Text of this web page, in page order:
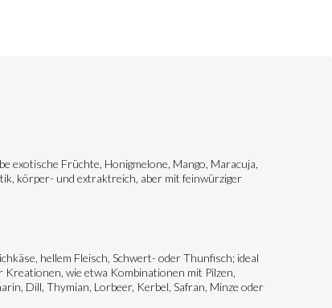
exotische Früchte, Honigmelone, Mango, Maracuja,
körper- und extraktreich, aber mit feinwürziger
hellem Fleisch, Schwert- oder Thunfisch; ideal
wie etwa Kombinationen mit Pilzen,
Dill, Thymian, Lorbeer, Kerbel, Safran, Minze oder